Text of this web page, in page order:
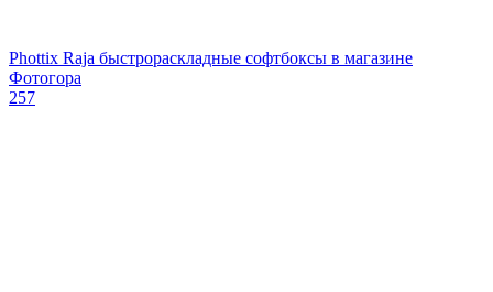
Phottix Raja быстрораскладные софтбоксы в магазине
Фотогора
257